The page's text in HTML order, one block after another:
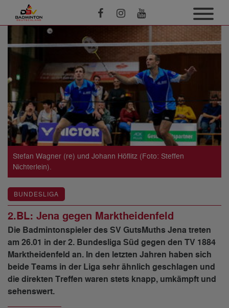
Stefan Wagner (re) und Johann Höflitz (Foto: Steffen
Nichterlein).
BUNDESLIGA
2.BL: Jena gegen Marktheidenfeld
Die Badmintonspieler des SV GutsMuths Jena treten
am 26.01 in der 2. Bundesliga Süd gegen den TV 1884
Marktheidenfeld an. In den letzten Jahren haben sich
beide Teams in der Liga sehr ähnlich geschlagen und
die direkten Treffen waren stets knapp, umkämpft und
sehenswert.